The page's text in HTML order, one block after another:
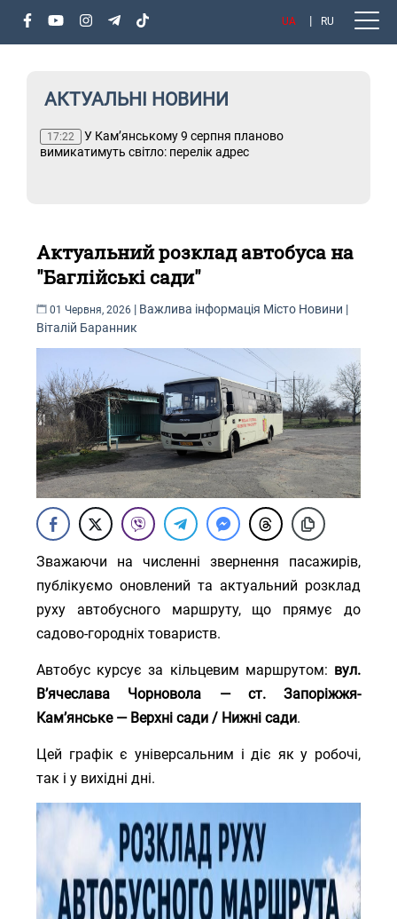
UA RU
АКТУАЛЬНІ НОВИНИ
17:22
У Кам’янському 9 серпня планово
вимикатимуть світло: перелік адрес
Актуальний розклад автобуса на
"Баглійські сади"
01 Червня, 2026 | Важлива інформація Місто Новини |
Віталій Баранник
Зважаючи на численні звернення пасажирів,
публікуємо оновлений та актуальний розклад
руху автобусного маршруту, що прямує до
садово-городніх товариств.
Автобус курсує за кільцевим маршрутом: вул.
В’ячеслава Чорновола — ст. Запоріжжя-
Кам’янське — Верхні сади / Нижні сади.
Цей графік є універсальним і діє як у робочі,
так і у вихідні дні.